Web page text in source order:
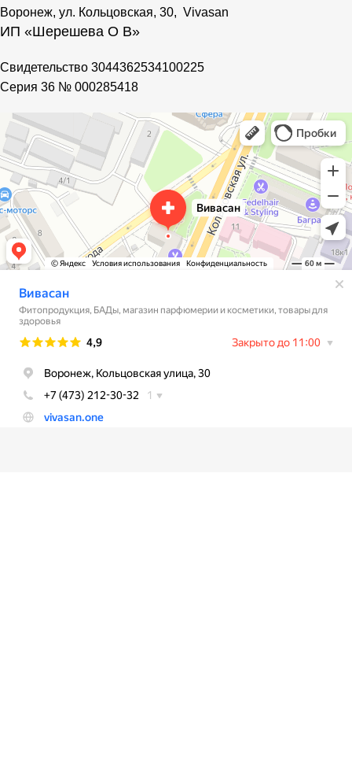
Воронеж, ул. Кольцовская, 30, Vivasan
ИП «Шерешева О В»
Свидетельство 3044362534100225
Cерия 36 № 000285418
Vivasan
Магазин парфюмерии и косметики в Воронеже
Фитопродукция, БАДы в Воронеже